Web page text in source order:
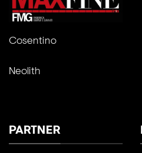
Cosentino
Neolith
PARTNER